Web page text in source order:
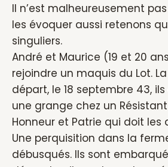
Il n’est malheureusement
les évoquer aussi retenons
singuliers.
André et Maurice (19 et 20
rejoindre un maquis du Lot.
départ, le 18 septembre 43,
une grange chez un
Honneur et Patrie qui doit
Une perquisition dans la
débusqués. Ils sont